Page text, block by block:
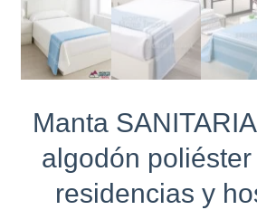
Manta
algodón poliéster
residencias y